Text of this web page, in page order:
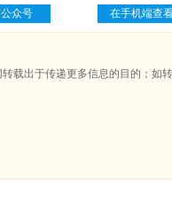
众号 在手机端查
载出于传递更多信息的目的；如